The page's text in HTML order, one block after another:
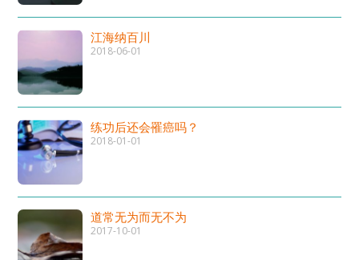
江海纳百川
2018-06-01
练功后还会罹癌吗？
2018-01-01
道常无为而无不为
2017-10-01